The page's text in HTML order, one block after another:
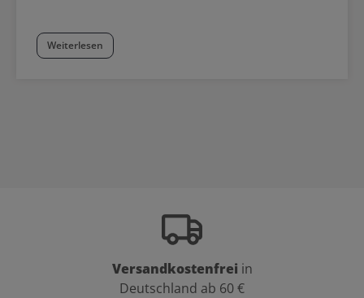
Weiterlesen
Versandkostenfrei in
Deutschland ab 60 €